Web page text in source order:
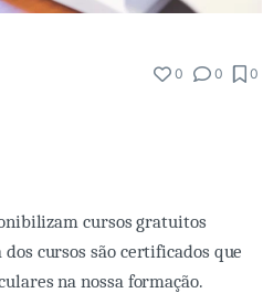
0 0 0
cursos gratuitos
cursos são certificados que
na nossa formação.